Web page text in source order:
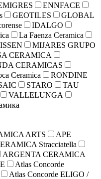
ENNFACE
GEOTILES
GLOBAL
IDALGO
La Faenza Ceramica
MIJARES GRUPO
CERAMICA
CERAMICAS
Ceramica
RONDINE
STARO
TAU
VALLELUNGA
ARTS
APE
Stracciatella
ARGENTA CERAMICA
Atlas Concorde
Atlas Concorde ELIGO /